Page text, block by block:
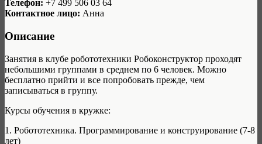
Телефон: +7 499 506 03 64
Контактное лицо: Анна
Описание
Занятия в клубе робототехники Робоконструктор проходят
небольшими группами в среднем по 6 человек. Можно
бесплатно прийти и все попробовать прежде, чем
записываться в группу.
Курсы обучения в кружке:
1. Робототехника. Программирование и конструирование (7-8
лет)